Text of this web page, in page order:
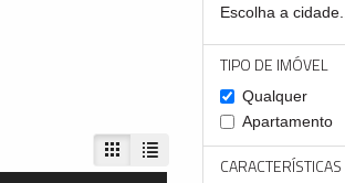
Escolha a cidade...
TIPO DE IMÓVEL
Qualquer
Apartamento
CARACTERÍSTICAS